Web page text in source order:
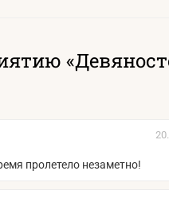
пролетело незаметно!